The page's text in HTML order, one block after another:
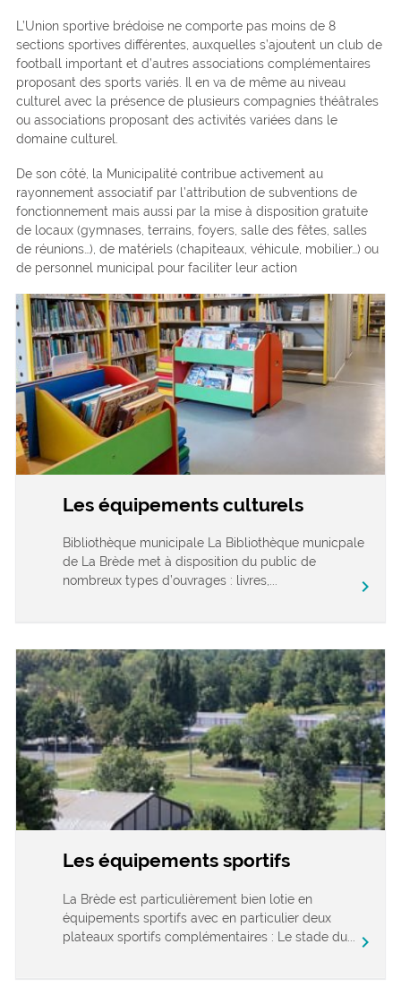
L’Union sportive brédoise ne comporte pas moins de 8
sections sportives différentes, auxquelles s’ajoutent un club de
football important et d’autres associations complémentaires
proposant des sports variés. Il en va de même au niveau
culturel avec la présence de plusieurs compagnies théâtrales
ou associations proposant des activités variées dans le
domaine culturel.
De son côté, la Municipalité contribue activement au
rayonnement associatif par l’attribution de subventions de
fonctionnement mais aussi par la mise à disposition gratuite
de locaux (gymnases, terrains, foyers, salle des fêtes, salles
de réunions…), de matériels (chapiteaux, véhicule, mobilier…) ou
de personnel municipal pour faciliter leur action
Les équipements culturels
Bibliothèque municipale La Bibliothèque municpale
de La Brède met à disposition du public de
nombreux types d’ouvrages : livres,...
chevron_right
Les équipements sportifs
La Brède est particulièrement bien lotie en
équipements sportifs avec en particulier deux
plateaux sportifs complémentaires : Le stade du...
chevron_right